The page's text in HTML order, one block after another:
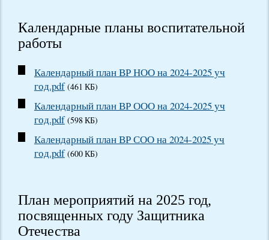
Календарные планы воспитательной
работы
Календарный план ВР НОО на 2024-2025 уч
год.pdf (461 КБ)
Календарный план ВР ООО на 2024-2025 уч
год.pdf (598 КБ)
Календарный план ВР СОО на 2024-2025 уч
год.pdf (600 КБ)
План мероприятий на 2025 год,
посвященных году Защитника
Отечества